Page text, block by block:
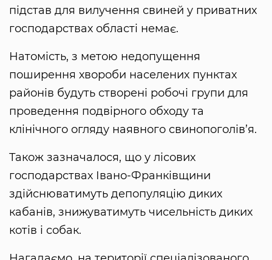
підстав для вилучення свиней у приватних
господарствах області немає.
Натомість, з метою недопущення
поширення хвороби населених пунктах
районів будуть створені робочі групи для
проведення подвірного обходу та
клінічного огляду наявного свинопоголів’я.
Також зазначалося, що у лісових
господарствах Івано-Франківщини
здійснюватимуть депопуляцію диких
кабанів, знижуватимуть чисельність диких
котів і собак.